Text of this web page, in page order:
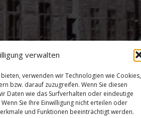
verwalten
verwenden wir Technologien wie Cookies,
bzw. darauf zuzugreifen. Wenn Sie diesen
Daten wie das Surfverhalten oder eindeutige
Sie Ihre Einwilligung nicht erteilen oder
und Funktionen beeinträchtigt werden.